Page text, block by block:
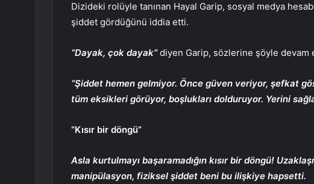
Dizideki rolüyle tanınan Hayal Garip, sosyal medya
şiddet gördüğünü iddia etti.
“Dayak, çok dayak”diyen Garip, sözlerine şöyle devam
“Şiddet hemen gelmiyor. Önce güven veriyor, şefkat
tüm eksikleri görüyor, boşlukları dolduruyor. Yerini
“Kısır bir döngü”
Asla kurtulmayı başaramadığın kısır bir döngü!
manipülasyon, fiziksel şiddet beni bu ilişkiye hapsetti.